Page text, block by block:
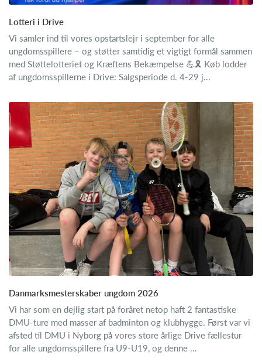
Lotteri i Drive
Vi samler ind til vores opstartslejr i september for alle
ungdomsspillere – og støtter samtidig et vigtigt formål sammen
med Støttelotteriet og Kræftens Bekæmpelse 💪🎗️ Køb lodder
af ungdomsspillerne i Drive: Salgsperiode d. 4-29 j...
Danmarksmesterskaber ungdom 2026
Vi har som en dejlig start på foråret netop haft 2 fantastiske
DMU-ture med masser af badminton og klubhygge. Først var vi
afsted til DMU i Nyborg på vores store årlige Drive fællestur
for alle ungdomsspillere fra U9-U19, og denne ...